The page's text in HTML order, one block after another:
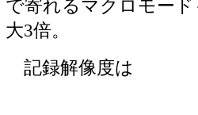
で寄れるマクロモー
大3倍。
記録解像度は